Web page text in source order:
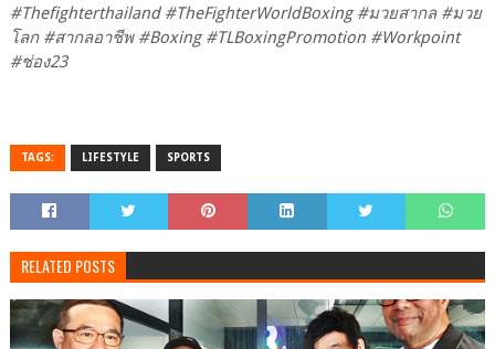
#Thefighterthailand #TheFighterWorldBoxing #มวยสากล #มวย
โลก #สากลอาชีพ #Boxing #TLBoxingPromotion #Workpoint
#ช่อง23
TAGS: LIFESTYLE SPORTS
RELATED POSTS